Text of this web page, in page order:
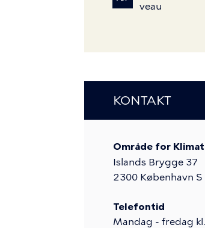
veau
KONTAKT
Område for
Islands Brygge 37
2300 København S
Telefontid
Mandag - fredag